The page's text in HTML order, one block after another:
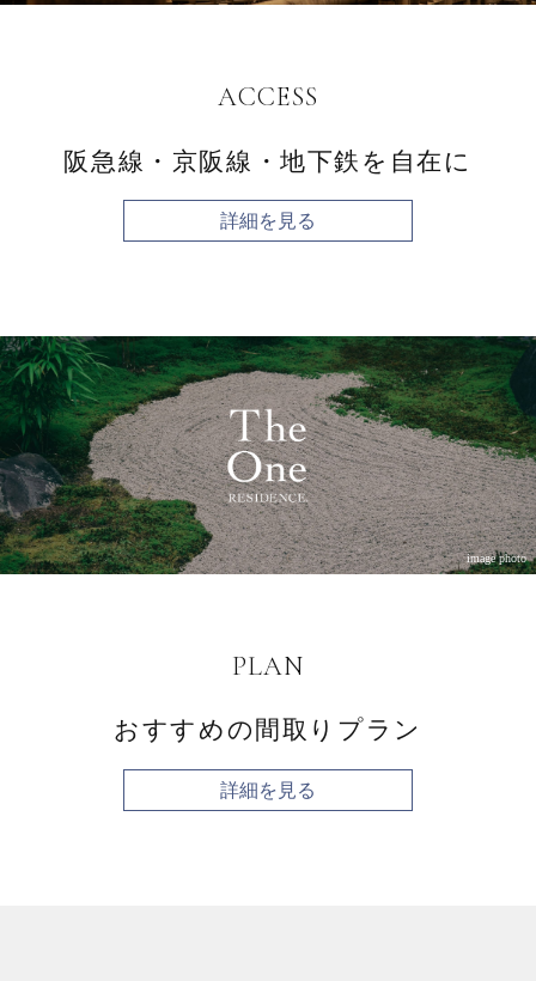
ACCESS
阪急線・京阪線・地下鉄を自在に
詳細を見る
image photo
PLAN
おすすめの間取りプラン
詳細を見る